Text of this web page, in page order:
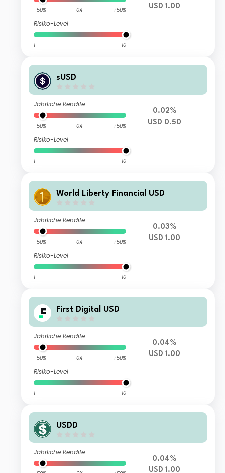
-50% 0% +50%
Risiko-Level
1 10
USD 1.00
sUSD
Jährliche Rendite
-50% 0% +50%
Risiko-Level
1 10
0.02%
USD 0.50
World Liberty Financial USD
Jährliche Rendite
-50% 0% +50%
Risiko-Level
1 10
0.03%
USD 1.00
First Digital USD
Jährliche Rendite
-50% 0% +50%
Risiko-Level
1 10
0.04%
USD 1.00
USDD
Jährliche Rendite
0.04%
USD 1.00